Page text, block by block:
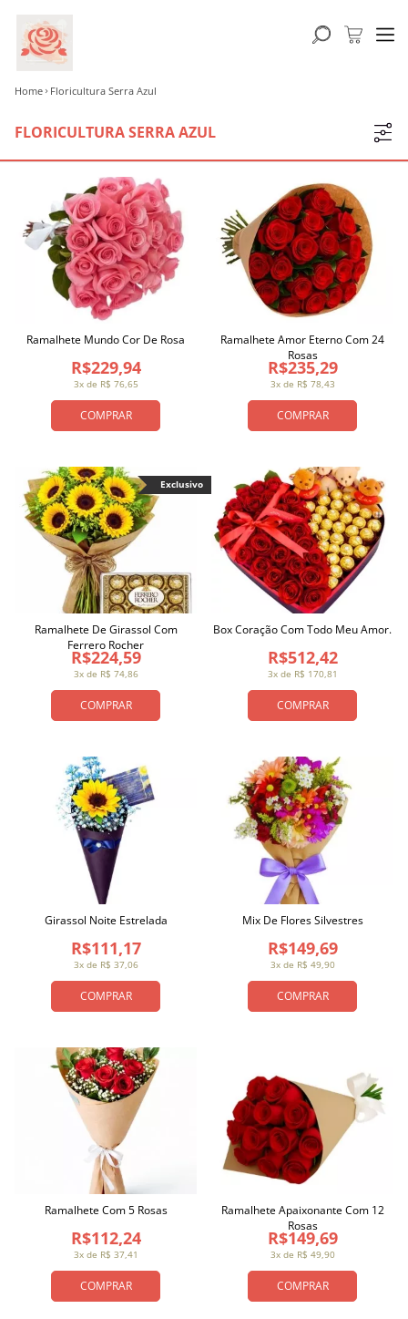
Home Floricultura Serra Azul
FLORICULTURA SERRA AZUL
COMPRAR
3x de R$ 76,65
R$229,94
Ramalhete Mundo Cor De Rosa
COMPRAR
3x de R$ 78,43
R$235,29
Ramalhete Amor Eterno Com 24
Rosas
COMPRAR
3x de R$ 74,86
R$224,59
Ramalhete De Girassol Com
Ferrero Rocher
Exclusivo
COMPRAR
3x de R$ 170,81
R$512,42
Box Coração Com Todo Meu Amor.
COMPRAR
3x de R$ 37,06
R$111,17
Girassol Noite Estrelada
COMPRAR
3x de R$ 49,90
R$149,69
Mix De Flores Silvestres
COMPRAR
3x de R$ 37,41
R$112,24
Ramalhete Com 5 Rosas
COMPRAR
3x de R$ 49,90
R$149,69
Ramalhete Apaixonante Com 12
Rosas